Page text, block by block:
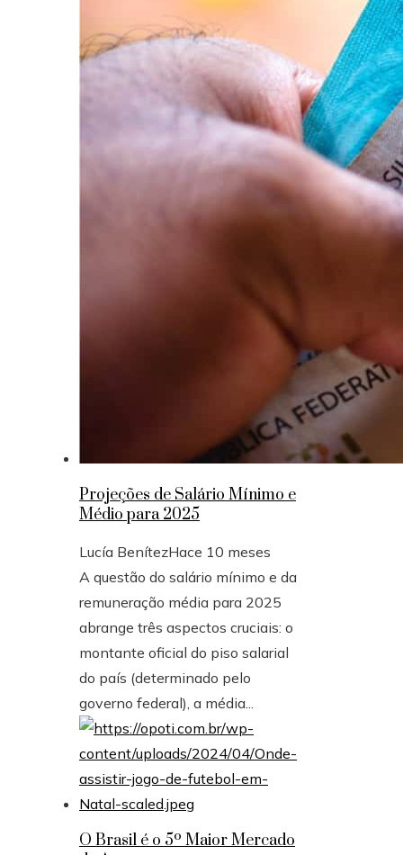
Projeções de Salário Mínimo e
Médio para 2025
Lucía BenítezHace 10 meses
A questão do salário mínimo e da
remuneração média para 2025
abrange três aspectos cruciais: o
montante oficial do piso salarial
do país (determinado pelo
governo federal), a média...
O Brasil é o 5º Maior Mercado